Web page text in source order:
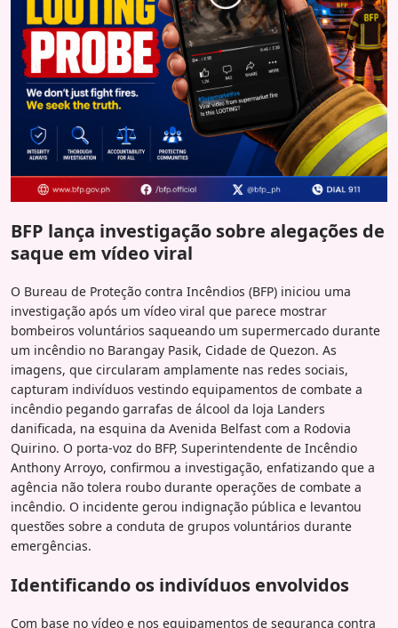
BFP lança investigação sobre alegações de
saque em vídeo viral
O Bureau de Proteção contra Incêndios (BFP) iniciou uma
investigação após um vídeo viral que parece mostrar
bombeiros voluntários saqueando um supermercado durante
um incêndio no Barangay Pasik, Cidade de Quezon. As
imagens, que circularam amplamente nas redes sociais,
capturam indivíduos vestindo equipamentos de combate a
incêndio pegando garrafas de álcool da loja Landers
danificada, na esquina da Avenida Belfast com a Rodovia
Quirino. O porta-voz do BFP, Superintendente de Incêndio
Anthony Arroyo, confirmou a investigação, enfatizando que a
agência não tolera roubo durante operações de combate a
incêndio. O incidente gerou indignação pública e levantou
questões sobre a conduta de grupos voluntários durante
emergências.
Identificando os indivíduos envolvidos
Com base no vídeo e nos equipamentos de segurança contra